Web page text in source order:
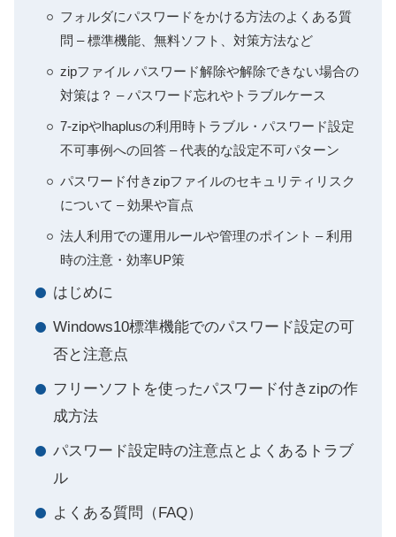
フォルダにパスワードをかける方法のよくある質
問 – 標準機能、無料ソフト、対策方法など
zipファイル パスワード解除や解除できない場合の
対策は？ – パスワード忘れやトラブルケース
7-zipやlhaplusの利用時トラブル・パスワード設定
不可事例への回答 – 代表的な設定不可パターン
パスワード付きzipファイルのセキュリティリスク
について – 効果や盲点
法人利用での運用ルールや管理のポイント – 利用
時の注意・効率UP策
はじめに
Windows10標準機能でのパスワード設定の可
否と注意点
フリーソフトを使ったパスワード付きzipの作
成方法
パスワード設定時の注意点とよくあるトラブ
ル
よくある質問（FAQ）